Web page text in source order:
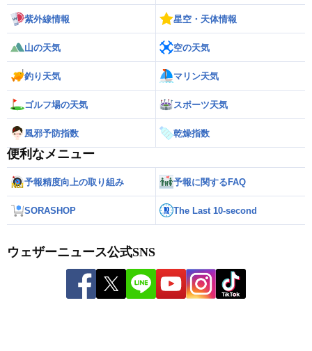
紫外線情報 星空・天体情報
山の天気 空の天気
釣り天気 マリン天気
ゴルフ場の天気 スポーツ天気
風邪予防指数 乾燥指数
便利なメニュー
予報精度向上の取り組み 予報に関するFAQ
SORASHOP The Last 10-second
ウェザーニュース公式SNS